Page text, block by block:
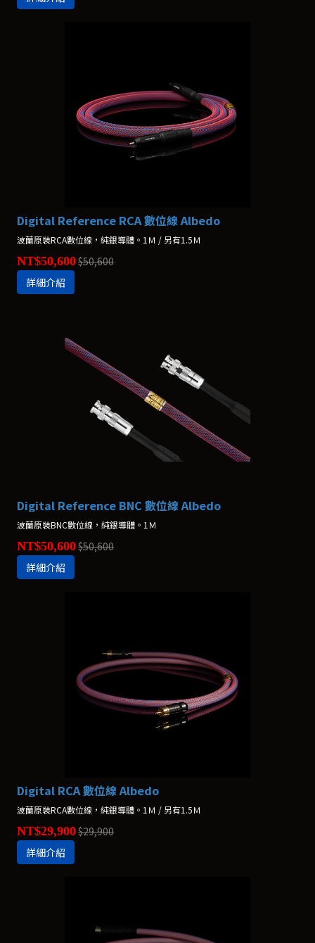
Digital Reference RCA 數位線 Albedo
波蘭原裝RCA數位線，純銀導體。1Ｍ / 另有1.5Ｍ
NT$50,600$50,600
詳細介紹
Digital Reference BNC 數位線 Albedo
波蘭原裝BNC數位線，純銀導體。1Ｍ
NT$50,600$50,600
詳細介紹
Digital RCA 數位線 Albedo
波蘭原裝RCA數位線，純銀導體。1Ｍ / 另有1.5Ｍ
NT$29,900$29,900
詳細介紹